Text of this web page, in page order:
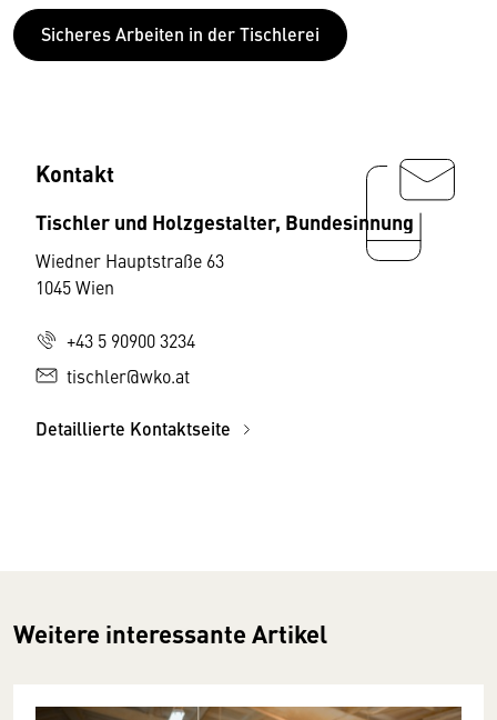
Sicheres Arbeiten in der Tischlerei
Kontakt
Tischler und Holzgestalter, Bundesinnung
Wiedner Hauptstraße 63
1045 Wien
+43 5 90900 3234
tischler@wko.at
Detaillierte Kontaktseite
Weitere interessante Artikel